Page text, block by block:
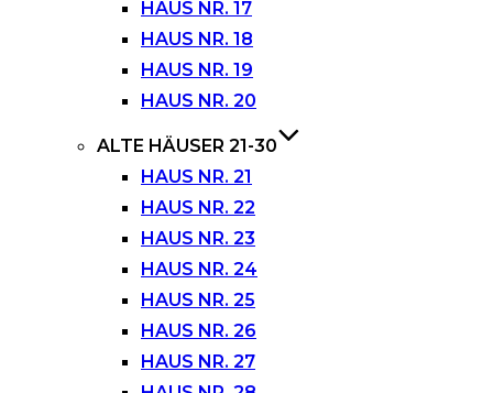
HAUS NR. 17
HAUS NR. 18
HAUS NR. 19
HAUS NR. 20
ALTE HÄUSER 21-30
HAUS NR. 21
HAUS NR. 22
HAUS NR. 23
HAUS NR. 24
HAUS NR. 25
HAUS NR. 26
HAUS NR. 27